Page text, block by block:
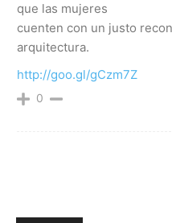
que las mujeres
cuenten con un justo
arquitectura.
http://goo.gl/gCzm7Z
0